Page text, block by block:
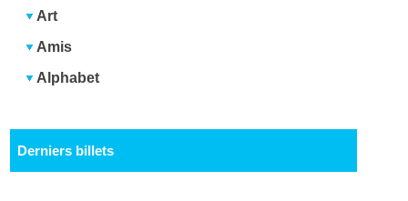
Art
Amis
Alphabet
Derniers billets